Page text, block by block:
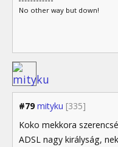
No other way but down!
#79 mityku [335]
Koko mekkora
ADSL nagy királyság,